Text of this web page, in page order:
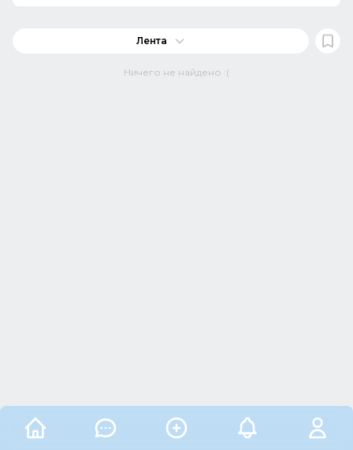
Лента
Ничего не найдено :(